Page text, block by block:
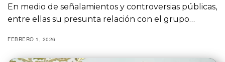
En medio de señalamientos y controversias públicas,
entre ellas su presunta relación con el grupo…
FEBRERO 1, 2026